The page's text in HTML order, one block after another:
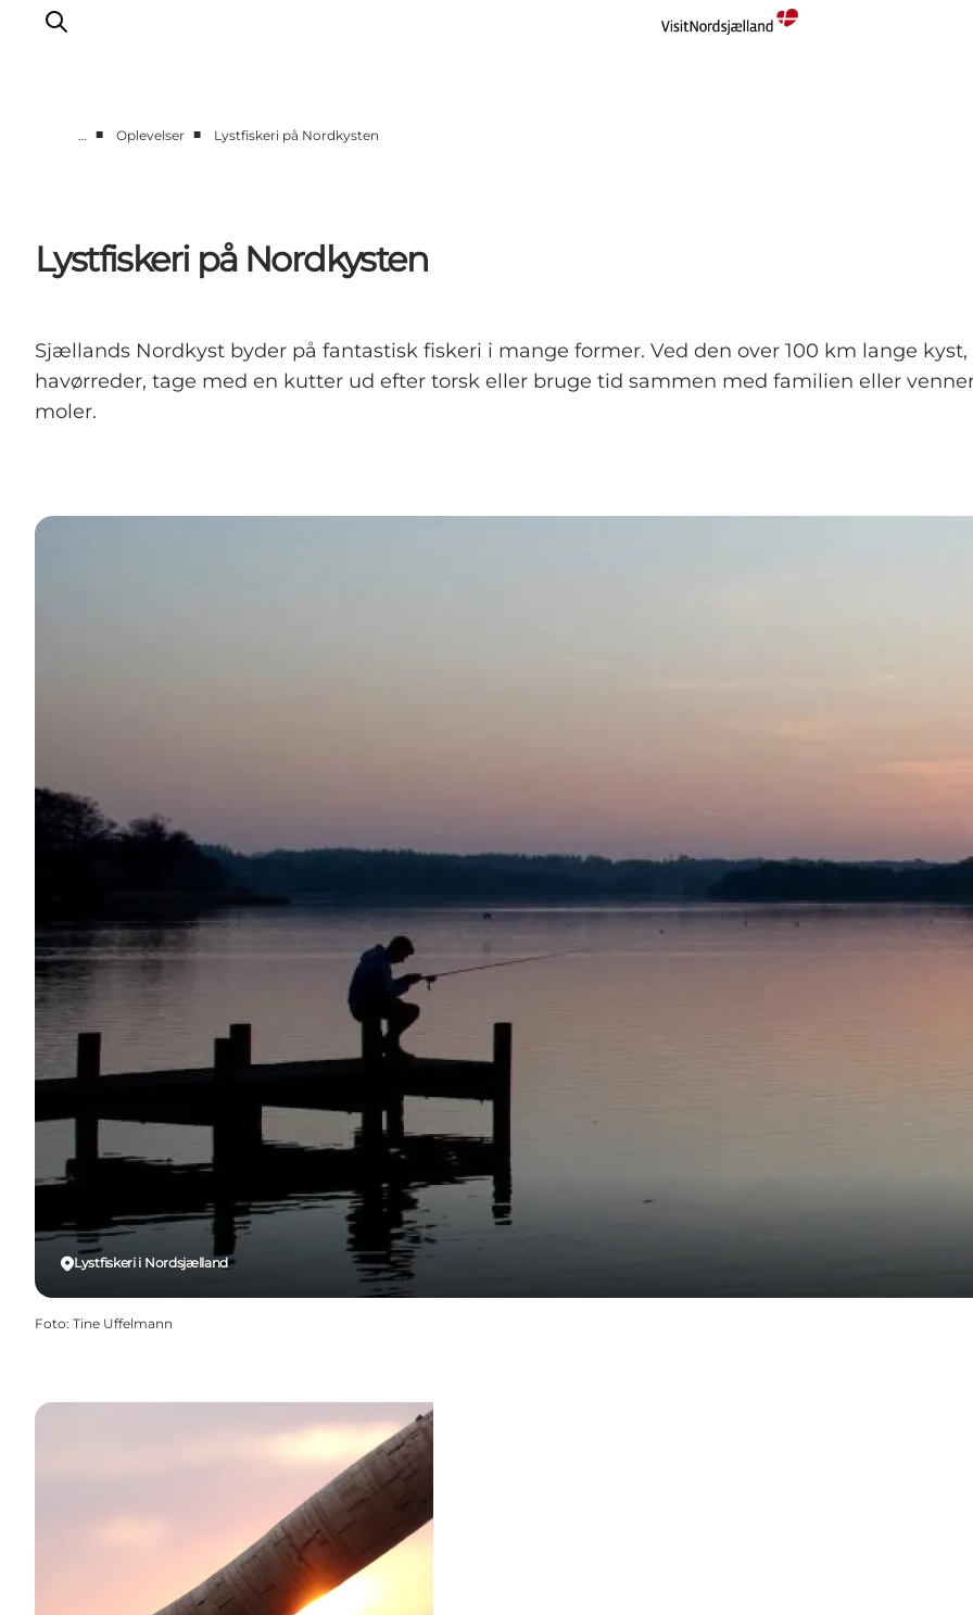
Det Sker
Overnatning
Planlæg ferien
… ■ Oplevelser ■ Lystfiskeri på Nordkysten
Lystfiskeri på Nordkysten
Sjællands Nordkyst byder på fantastisk fiskeri i mange former. Ved den over 100 km lange
havørreder, tage med en kutter ud efter torsk eller bruge tid sammen med familien eller
moler.
Lystfiskeri i Nordsjælland
Foto: Tine Uffelmann